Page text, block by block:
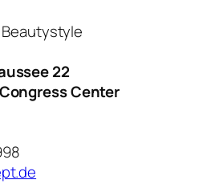
22
Center